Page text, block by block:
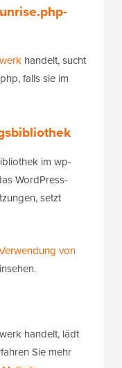
handelt, sucht
falls sie im
im wp-
WordPress-
setzt
von
handelt, lädt
Sie mehr